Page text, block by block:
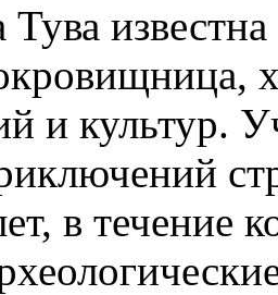
Тува
и культур.
в течение